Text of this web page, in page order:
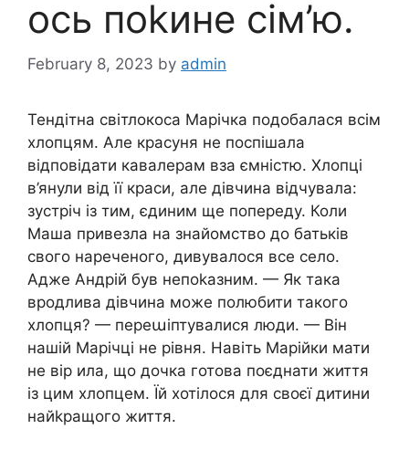
ось поkине сім’ю.
February 8, 2023 by admin
Тендітна світлокоса Марічка подобалася всім
хлопцям. Але красуня не поспішала
відповідати кавалерам вза ємністю. Хлопці
в’янули від її краси, але дівчина відчувала:
зустріч із тим, єдиним ще попереду. Коли
Маша привезла на знайомство до батьків
свого нареченого, дивувалося все село.
Адже Андрій був непоkазним. — Як така
вродлива дівчина може полюбити такого
хлопця? — переաіптувалися люди. — Він
нашій Марічці не рівня. Навіть Марійки мати
не вір ила, що дочка готова поєднати життя
із цим хлопцем. Їй хотілося для своєї дитини
найkращого життя.